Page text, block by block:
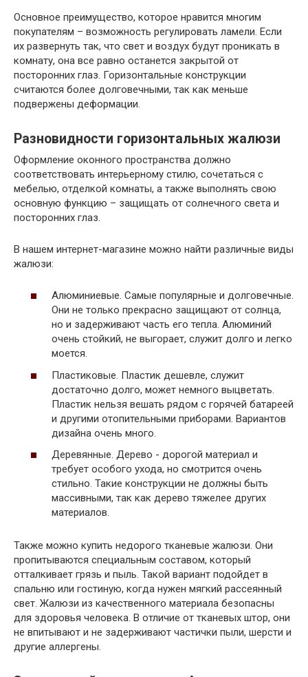
Основное преимущество, которое нравится многим
покупателям – возможность регулировать ламели. Если
их развернуть так, что свет и воздух будут проникать в
комнату, она все равно останется закрытой от
посторонних глаз. Горизонтальные конструкции
считаются более долговечными, так как меньше
подвержены деформации.
Разновидности горизонтальных жалюзи
Оформление оконного пространства должно
соответствовать интерьерному стилю, сочетаться с
мебелью, отделкой комнаты, а также выполнять свою
основную функцию – защищать от солнечного света и
посторонних глаз.
В нашем интернет-магазине можно найти различные виды
жалюзи:
Алюминиевые. Самые популярные и долговечные.
Они не только прекрасно защищают от солнца,
но и задерживают часть его тепла. Алюминий
очень стойкий, не выгорает, служит долго и легко
моется.
Пластиковые. Пластик дешевле, служит
достаточно долго, может немного выцветать.
Пластик нельзя вешать рядом с горячей батареей
и другими отопительными приборами. Вариантов
дизайна очень много.
Деревянные. Дерево -­ дорогой материал и
требует особого ухода, но смотрится очень
стильно. Такие конструкции не должны быть
массивными, так как дерево тяжелее других
материалов.
Также можно купить недорого тканевые жалюзи. Они
пропитываются специальным составом, который
отталкивает грязь и пыль. Такой вариант подойдет в
спальню или гостиную, когда нужен мягкий рассеянный
свет. Жалюзи из качественного материала безопасны
для здоровья человека. В отличие от тканевых штор, они
не впитывают и не задерживают частички пыли, шерсти и
другие аллергены.